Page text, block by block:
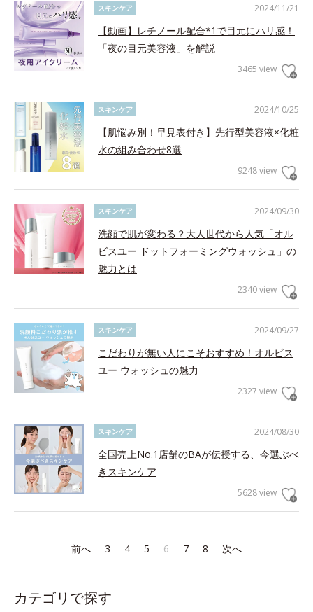
2024/11/21
スキンケア
【動画】レチノール配合*1で目元にハリ感！
「夜の目元美容液」を解説
3465 view
2024/10/25
スキンケア
【肌悩み別！早見表付き】先行型美容液×化粧
水の組み合わせ8選
9248 view
2024/09/30
スキンケア
洗顔で肌が変わる？大人世代から人気「オル
ビスユー ドットフォーミングウォッシュ」の
魅力とは
2340 view
2024/09/27
スキンケア
こだわりが無い人にこそおすすめ！オルビス
ユー ウォッシュの魅力
2327 view
2024/08/30
スキンケア
全国売上No.1店舗のBAが伝授する、今選ぶべ
きスキンケア
5628 view
前へ 3 4 5 6 7 8 次へ
カテゴリで探す